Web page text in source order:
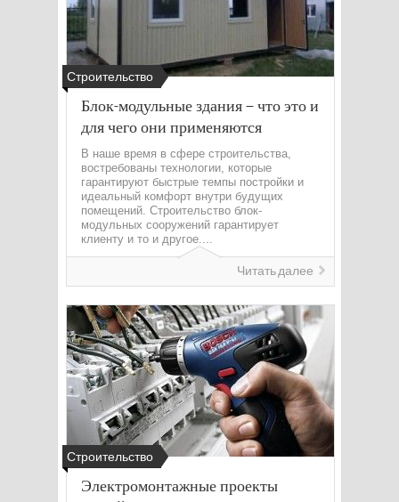
Строительство
Блок-модульные здания – что это и
для чего они применяются
В наше время в сфере строительства,
востребованы технологии, которые
гарантируют быстрые темпы постройки и
идеальный комфорт внутри будущих
помещений. Строительство блок-
модульных сооружений гарантирует
клиенту и то и другое....
Читать далее
Строительство
Электромонтажные проекты